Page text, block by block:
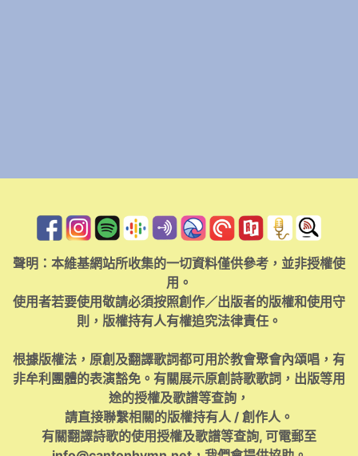
聲明：本維基網站所收集的一切資料僅供參考，並非授權使
用。
使用者若要使用敬請必須按照創作／出版者的版權和使用守
則，版權持有人有權追究法律責任。
根據版權法，原創及翻譯歌詞都可用於教會聚會內頌唱，有
非牟利團體的表演豁免。有關展示原創詩歌歌詞，出版等用
途的授權及歌譜等查詢，
請直接聯繫相關的版權持有人 / 創作人。
有關翻譯詩歌的使用授權及歌譜等查詢, 可電郵至